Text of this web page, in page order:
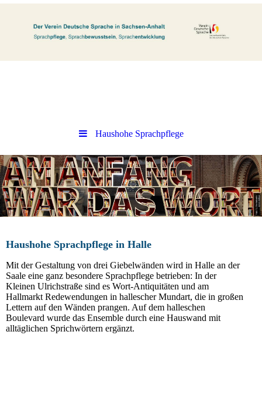
Haushohe Sprachpflege
Haushohe Sprachpflege in Halle
Mit der Gestaltung von drei Giebelwänden wird in Halle an der
Saale eine ganz besondere Sprachpflege betrieben: In der
Kleinen Ulrichstraße sind es Wort-Antiquitäten und am
Hallmarkt Redewendungen in hallescher Mundart, die in großen
Lettern auf den Wänden prangen. Auf dem halleschen
Boulevard wurde das Ensemble durch eine Hauswand mit
alltäglichen Sprichwörtern ergänzt.